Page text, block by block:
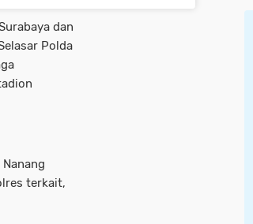
dan
Polda
terkait,